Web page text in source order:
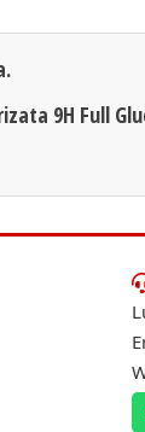
9H Full